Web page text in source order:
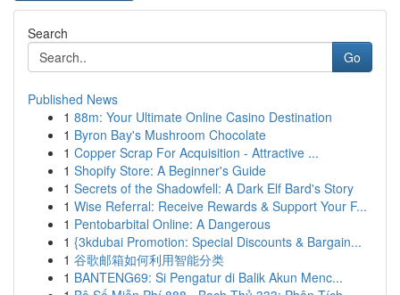
Search
Go
Published News
1 88m: Your Ultimate Online Casino Destination
1 Byron Bay's Mushroom Chocolate
1 Copper Scrap For Acquisition - Attractive ...
1 Shopify Store: A Beginner's Guide
1 Secrets of the Shadowfell: A Dark Elf Bard's Story
1 Wise Referral: Receive Rewards & Support Your F...
1 Pentobarbital Online: A Dangerous
1 {3kdubai Promotion: Special Discounts & Bargain...
1 谷歌邮箱如何利用智能分类
1 BANTENG69: Si Pengatur di Balik Akun Menc...